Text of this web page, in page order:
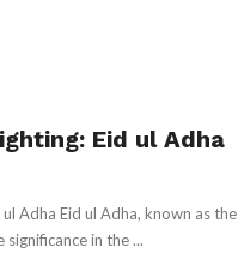
Eid ul Adha
Adha Eid ul Adha, known as the
significance in the ...